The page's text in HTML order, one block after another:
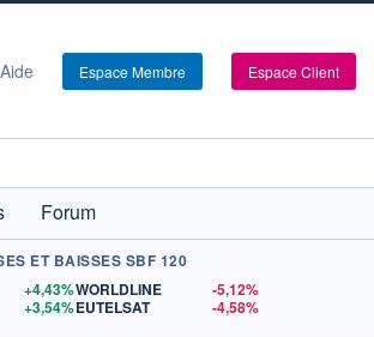
Aide Espace Membre Espace Client
Forum
ET BAISSES SBF 120
+4,43%
+3,54%
WORLDLINE
-5,12%
EUTELSAT
-4,58%